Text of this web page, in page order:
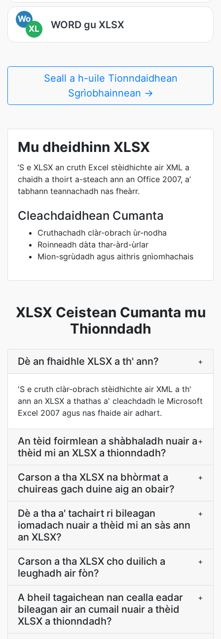
Wo
XL
WORD gu XLSX
Seall a h-uile Tionndaidhean
Sgrìobhainnean →
Mu dheidhinn XLSX
’S e XLSX an cruth Excel stèidhichte air XML a
chaidh a thoirt a-steach ann an Office 2007, a’
tabhann teannachadh nas fheàrr.
Cleachdaidhean Cumanta
Cruthachadh clàr-obrach ùr-nodha
Roinneadh dàta thar-àrd-ùrlar
Mion-sgrùdadh agus aithris gnìomhachais
XLSX Ceistean Cumanta mu
Thionndadh
Dè an fhaidhle XLSX a th' ann? +
'S e cruth clàr-obrach stèidhichte air XML a th'
ann an XLSX a thathas a' cleachdadh le Microsoft
Excel 2007 agus nas fhaide air adhart.
An tèid foirmlean a shàbhaladh nuair a
thèid mi an XLSX a thionndadh?
+
Carson a tha XLSX na bhòrmat a
chuireas gach duine aig an obair?
+
Dè a tha a' tachairt ri bileagan
iomadach nuair a thèid mi an sàs ann
an XLSX?
+
Carson a tha XLSX cho duilich a
leughadh air fòn?
+
A bheil tagaichean nan cealla eadar
bileagan air an cumail nuair a thèid
XLSX a thionndadh?
+